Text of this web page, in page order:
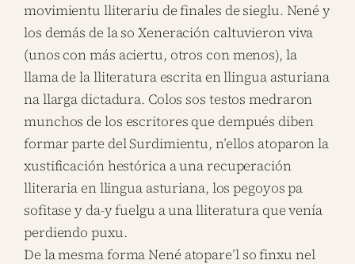
movimientu lliterariu de finales de sieglu. Nené y
los demás de la so Xeneración caltuvieron viva
(unos con más aciertu, otros con menos), la
llama de la lliteratura escrita en llingua asturiana
na llarga dictadura. Colos sos testos medraron
munchos de los escritores que dempués diben
formar parte del Surdimientu, n’ellos atoparon la
xustificación hestórica a una recuperación
lliteraria en llingua asturiana, los pegoyos pa
sofitase y da-y fuelgu a una lliteratura que venía
perdiendo puxu.
De la mesma forma Nené atopare’l so finxu nel